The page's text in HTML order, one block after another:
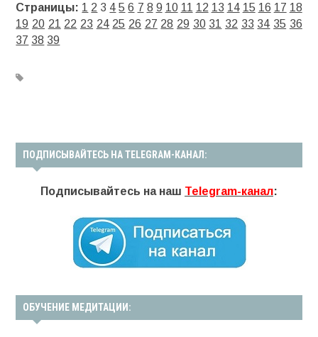
Страницы: 1 2 3 4 5 6 7 8 9 10 11 12 13 14 15 16 17 18
19 20 21 22 23 24 25 26 27 28 29 30 31 32 33 34 35 36
37 38 39
ПОДПИСЫВАЙТЕСЬ НА TELEGRAM-КАНАЛ:
Подписывайтесь на наш Telegram-канал:
ОБУЧЕНИЕ МЕДИТАЦИИ: